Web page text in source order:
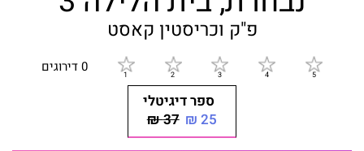
פ"ק וכריסטין קאסט
0 דירוגים
ספר דיגיטלי
25 ₪
37 ₪